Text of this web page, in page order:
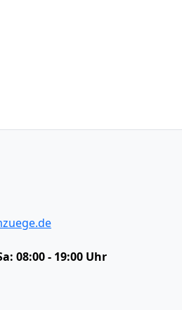
08:00 - 19:00 Uhr